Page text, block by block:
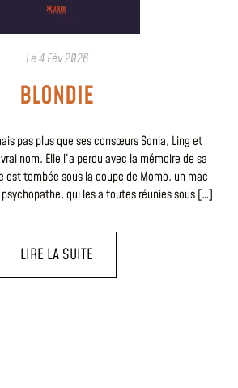
Le4 Fév 2026
BLONDIE
pas plus que ses consœurs Sonia, Ling et
nom. Elle l’a perdu avec la mémoire de sa
est tombée sous la coupe de Momo, un mac
qui les a toutes réunies sous […]
LIRE LA SUITE